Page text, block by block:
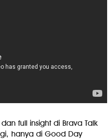
full insight di Brava Talk
hanya di Good Day